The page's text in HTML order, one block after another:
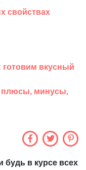
свойствах
готовим вкусный
плюсы, минусы,
будь в курсе всех